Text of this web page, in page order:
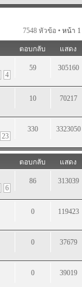
7548 หัวข้อ • หน้า 1
ตอบกลับ แสดง
4
59 305160
10 70217
23
330 3323050
ตอบกลับ แสดง
6
86 313039
0 119423
0 37679
0 39019